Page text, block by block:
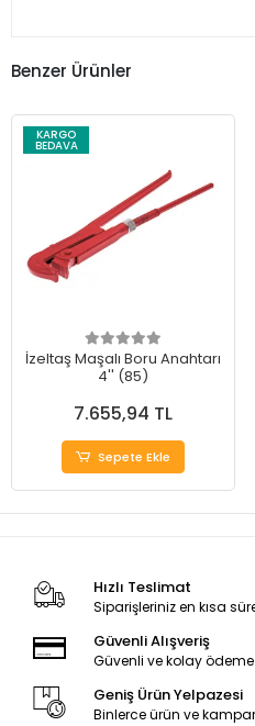
Benzer Ürünler
KARGO
BEDAVA
İzeltaş Maşalı Boru Anahtarı
4'' (85)
7.655,94 TL
Sepete Ekle
Hızlı Teslimat
Siparişleriniz en kısa
Güvenli Alışveriş
Güvenli ve kolay
Geniş Ürün Yelpazesi
Binlerce ürün ve